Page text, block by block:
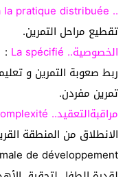
.. Recours à la pratique distribuée
تقطيع مراحل التمرين.
الخصوصية.. La spécifié
:
ربط صعوبة التمرين و
تمرين مفردن.
مراقبةالتعقيد.. Contrôle de la complexité